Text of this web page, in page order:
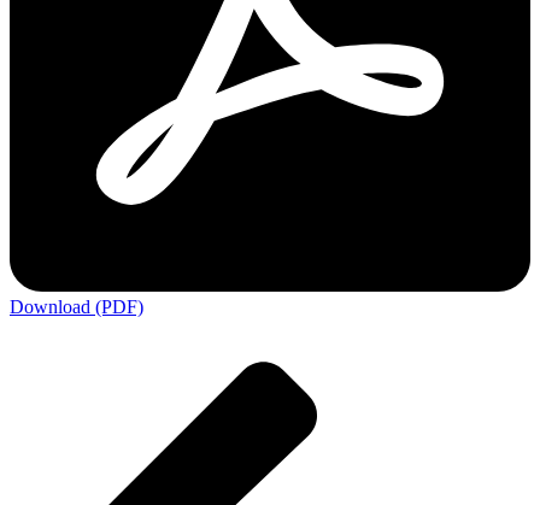
Download (PDF)